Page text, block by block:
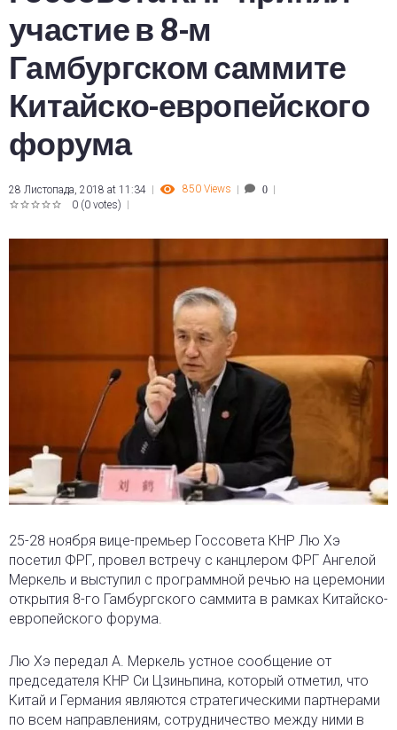
участие в 8-м
Гамбургском саммите
Китайско-европейского
форума
28 Листопада, 2018 at 11:34 850 Views 0
0 (0 votes)
25-28 ноября вице-премьер Госсовета КНР Лю Хэ
посетил ФРГ, провел встречу с канцлером ФРГ Ангелой
Меркель и выступил с программной речью на церемонии
открытия 8-го Гамбургского саммита в рамках Китайско-
европейского форума.
Лю Хэ передал А. Меркель устное сообщение от
председателя КНР Си Цзиньпина, который отметил, что
Китай и Германия являются стратегическими партнерами
по всем направлениям, сотрудничество между ними в